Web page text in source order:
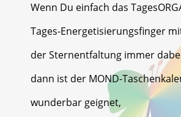
Wenn Du einfach das
Tages-Energetisierungsfinger
der Sternentfaltung immer
dann ist der MOND-
wunderbar geignet,